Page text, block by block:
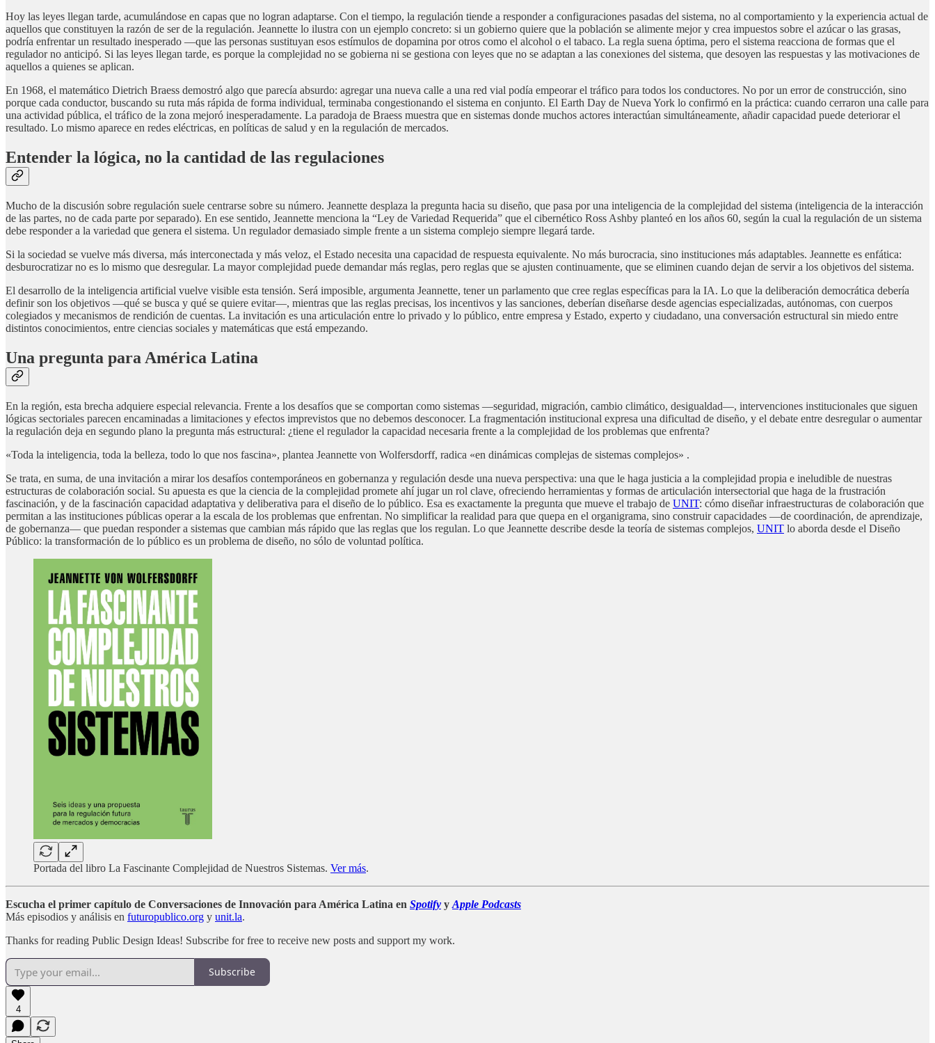
Hoy las leyes llegan tarde, acumulándose en capas que no logran adaptarse. Con el tiempo, la regulación tiende a responder a configuraciones pasadas del sistema, no al comportamiento y la experiencia actual de
aquellos que constituyen la razón de ser de la regulación. Jeannette lo ilustra con un ejemplo concreto: si un gobierno quiere que la población se alimente mejor y crea impuestos sobre el azúcar o las grasas,
podría enfrentar un resultado inesperado —que las personas sustituyan esos estímulos de dopamina por otros como el alcohol o el tabaco. La regla suena óptima, pero el sistema reacciona de formas que el
regulador no anticipó. Si las leyes llegan tarde, es porque la complejidad no se gobierna ni se gestiona con leyes que no se adaptan a las conexiones del sistema, que desoyen las respuestas y las motivaciones de
aquellos a quienes se aplican.
En 1968, el matemático Dietrich Braess demostró algo que parecía absurdo: agregar una nueva calle a una red vial podía empeorar el tráfico para todos los conductores. No por un error de construcción, sino
porque cada conductor, buscando su ruta más rápida de forma individual, terminaba congestionando el sistema en conjunto. El Earth Day de Nueva York lo confirmó en la práctica: cuando cerraron una calle para
una actividad pública, el tráfico de la zona mejoró inesperadamente. La paradoja de Braess muestra que en sistemas donde muchos actores interactúan simultáneamente, añadir capacidad puede deteriorar el
resultado. Lo mismo aparece en redes eléctricas, en políticas de salud y en la regulación de mercados.
Entender la lógica, no la cantidad de las regulaciones
Mucho de la discusión sobre regulación suele centrarse sobre su número. Jeannette desplaza la pregunta hacia su diseño, que pasa por una inteligencia de la complejidad del sistema (inteligencia de la interacción
de las partes, no de cada parte por separado). En ese sentido, Jeannette menciona la “Ley de Variedad Requerida” que el cibernético Ross Ashby planteó en los años 60, según la cual la regulación de un sistema
debe responder a la variedad que genera el sistema. Un regulador demasiado simple frente a un sistema complejo siempre llegará tarde.
Si la sociedad se vuelve más diversa, más interconectada y más veloz, el Estado necesita una capacidad de respuesta equivalente. No más burocracia, sino instituciones más adaptables. Jeannette es enfática:
desburocratizar no es lo mismo que desregular. La mayor complejidad puede demandar más reglas, pero reglas que se ajusten continuamente, que se eliminen cuando dejan de servir a los objetivos del sistema.
El desarrollo de la inteligencia artificial vuelve visible esta tensión. Será imposible, argumenta Jeannette, tener un parlamento que cree reglas específicas para la IA. Lo que la deliberación democrática debería
definir son los objetivos —qué se busca y qué se quiere evitar—, mientras que las reglas precisas, los incentivos y las sanciones, deberían diseñarse desde agencias especializadas, autónomas, con cuerpos
colegiados y mecanismos de rendición de cuentas. La invitación es una articulación entre lo privado y lo público, entre empresa y Estado, experto y ciudadano, una conversación estructural sin miedo entre
distintos conocimientos, entre ciencias sociales y matemáticas que está empezando.
Una pregunta para América Latina
En la región, esta brecha adquiere especial relevancia. Frente a los desafíos que se comportan como sistemas —seguridad, migración, cambio climático, desigualdad—, intervenciones institucionales que siguen
lógicas sectoriales parecen encaminadas a limitaciones y efectos imprevistos que no debemos desconocer. La fragmentación institucional expresa una dificultad de diseño, y el debate entre desregular o aumentar
la regulación deja en segundo plano la pregunta más estructural: ¿tiene el regulador la capacidad necesaria frente a la complejidad de los problemas que enfrenta?
«Toda la inteligencia, toda la belleza, todo lo que nos fascina», plantea Jeannette von Wolfersdorff, radica «en dinámicas complejas de sistemas complejos» .
Se trata, en suma, de una invitación a mirar los desafíos contemporáneos en gobernanza y regulación desde una nueva perspectiva: una que le haga justicia a la complejidad propia e ineludible de nuestras
estructuras de colaboración social. Su apuesta es que la ciencia de la complejidad promete ahí jugar un rol clave, ofreciendo herramientas y formas de articulación intersectorial que haga de la frustración
fascinación, y de la fascinación capacidad adaptativa y deliberativa para el diseño de lo público. Esa es exactamente la pregunta que mueve el trabajo de UNIT: cómo diseñar infraestructuras de colaboración que
permitan a las instituciones públicas operar a la escala de los problemas que enfrentan. No simplificar la realidad para que quepa en el organigrama, sino construir capacidades —de coordinación, de aprendizaje,
de gobernanza— que puedan responder a sistemas que cambian más rápido que las reglas que los regulan. Lo que Jeannette describe desde la teoría de sistemas complejos, UNIT lo aborda desde el Diseño
Público: la transformación de lo público es un problema de diseño, no sólo de voluntad política.
Portada del libro La Fascinante Complejidad de Nuestros Sistemas. Ver más.
Escucha el primer capítulo de Conversaciones de Innovación para América Latina en Spotify y Apple Podcasts
Más episodios y análisis en futuropublico.org y unit.la.
Thanks for reading Public Design Ideas! Subscribe for free to receive new posts and support my work.
Subscribe
4